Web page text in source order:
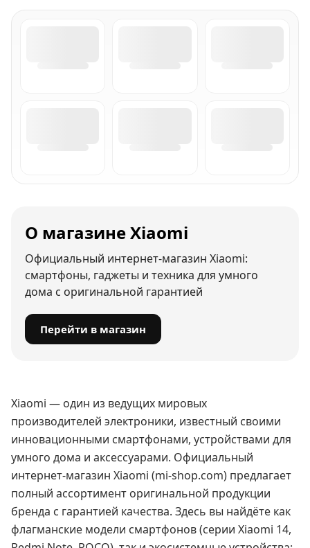
О магазине Xiaomi
Официальный интернет-магазин Xiaomi:
смартфоны, гаджеты и техника для умного
дома с оригинальной гарантией
Перейти в магазин
Xiaomi — один из ведущих мировых
производителей электроники, известный своими
инновационными смартфонами, устройствами для
умного дома и аксессуарами. Официальный
интернет-магазин Xiaomi (mi-shop.com) предлагает
полный ассортимент оригинальной продукции
бренда с гарантией качества. Здесь вы найдёте как
флагманские модели смартфонов (серии Xiaomi 14,